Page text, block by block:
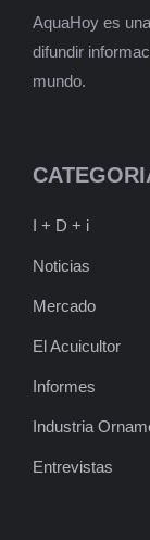
AquaHoy es
difundir
mundo.
I + D + i
Noticias
Mercado
El Acuicultor
Informes
Industria
Entrevistas